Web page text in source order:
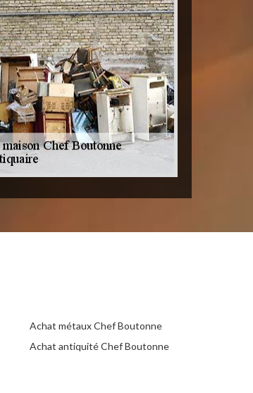
Achat métaux Chef Boutonne
Achat antiquité Chef Boutonne